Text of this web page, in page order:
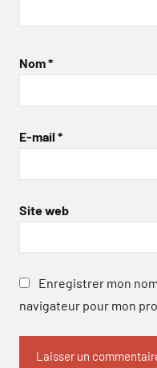
Nom*
E-mail *
Site web
Enregistrer mon
navigateur pour mon